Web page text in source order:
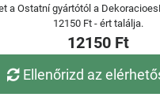
a Ostatní gyártótól a
12150 Ft - ért találja.
12150 Ft
Ellenőrizd az